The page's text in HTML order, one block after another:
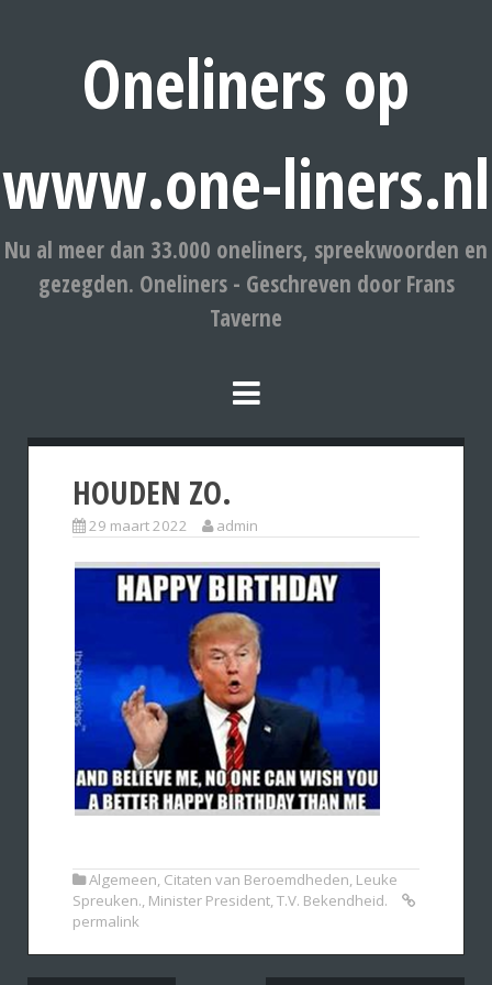
Oneliners op
www.one-liners.nl
Nu al meer dan 33.000 oneliners, spreekwoorden en
gezegden. Oneliners - Geschreven door Frans
Taverne
HOUDEN ZO.
29 maart 2022 admin
Algemeen, Citaten van Beroemdheden, Leuke
Spreuken., Minister President,T.V. Bekendheid.
permalink